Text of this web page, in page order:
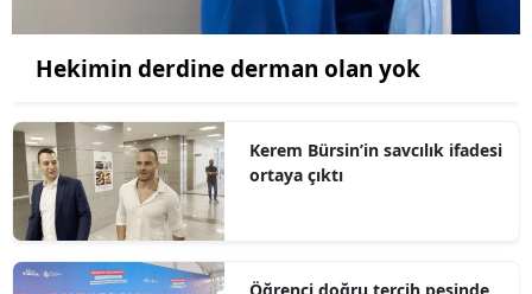
Hekimin derdine derman olan yok
Kerem Bürsin’in savcılık ifadesi
ortaya çıktı